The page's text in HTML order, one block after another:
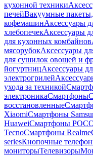
кухонной техники
печейВакуумные
кофемашинАксессуары
хлебопечекАксессуары
для кухонных комбайнов
мясорубокАксессуары
для сушилок овощей и
йогуртницАксессуары
электрогрилей
ухода за техникой
электроникаСмартфоны
восстановленные
XiaomiСмартфоны
HuaweiСмартфоны
TecnoСмартфоны Realme
seriesКнопочные
мониторыТелевизоры